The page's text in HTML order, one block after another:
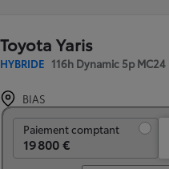
Toyota Yaris
HYBRIDE 116h Dynamic 5p MC24
BIAS
Paiement comptant
19 800 €